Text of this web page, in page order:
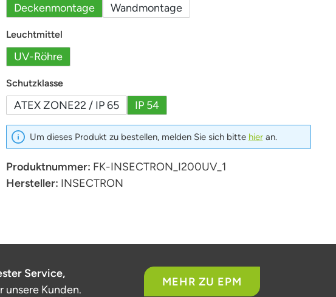
Deckenmontage Wandmontage
Leuchtmittelauswählen
UV-Röhre
Schutzklasseauswählen
ATEX ZONE22 / IP 65 IP 54
Um dieses Produkt zu bestellen, melden Sie sich bitte hieran.
Produktnummer: FK-INSECTRON_I200UV_1
Hersteller: INSECTRON
Service,
unsere Kunden.
MEHR ZU EPM